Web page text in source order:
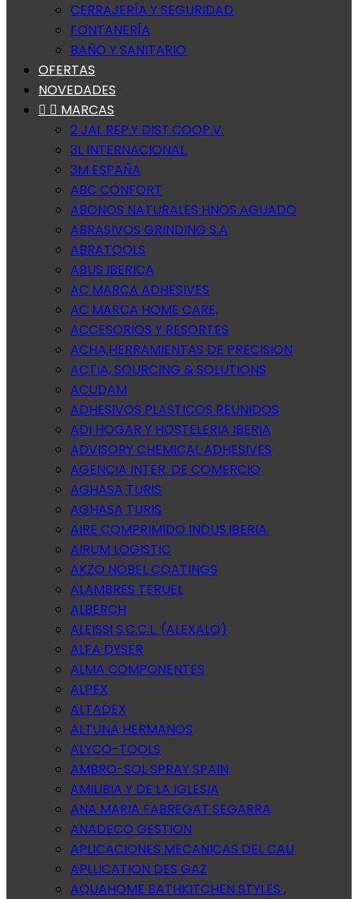
CERRAJERÍA Y SEGURIDAD
FONTANERÍA
BAÑO Y SANITARIO
OFERTAS
NOVEDADES
  MARCAS
2 JAL REP.Y DIST.COOP.V.
3L INTERNACIONAL.
3M ESPAÑA
ABC CONFORT
ABONOS NATURALES HNOS AGUADO
ABRASIVOS GRINDING S.A
ABRATOOLS
ABUS IBERICA
AC MARCA ADHESIVES
AC MARCA HOME CARE,
ACCESORIOS Y RESORTES
ACHA,HERRAMIENTAS DE PRECISION
ACTIA, SOURCING & SOLUTIONS
ACUDAM
ADHESIVOS PLASTICOS REUNIDOS
ADI HOGAR Y HOSTELERIA IBERIA
ADVISORY CHEMICAL ADHESIVES
AGENCIA INTER. DE COMERCIO
AGHASA TURIS
AGHASA TURIS
AIRE COMPRIMIDO INDUS.IBERIA.
AIRUM LOGISTIC
AKZO NOBEL COATINGS
ALAMBRES TERUEL
ALBERCH
ALEISSI S.C.C.L. (ALEXALO)
ALFA DYSER
ALMA COMPONENTES
ALPEX
ALTADEX
ALTUNA HERMANOS
ALYCO-TOOLS
AMBRO-SOL SPRAY SPAIN
AMILIBIA Y DE LA IGLESIA
ANA MARIA FABREGAT SEGARRA
ANADECO GESTION
APLICACIONES MECANICAS DEL CAU
APLLICATION DES GAZ
AQUAHOME BATHKITCHEN STYLES ,